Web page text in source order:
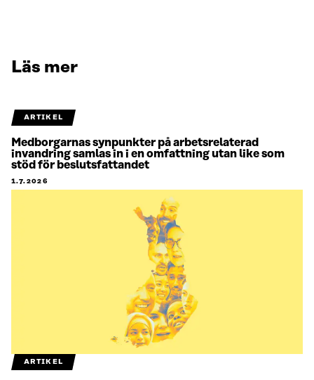
Läs mer
ARTIKEL
Medborgarnas synpunkter på arbetsrelaterad
invandring samlas in i en omfattning utan like som
stöd för beslutsfattandet
1.7.2026
ARTIKEL